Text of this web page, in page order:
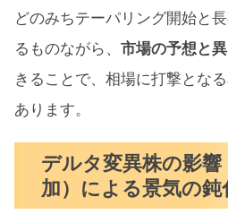
どのみちテーパリング開始と
るものながら、 市場の予想と
きることで、相場に打撃となる
あります。
デルタ変異株の影響
加）による景気の鈍